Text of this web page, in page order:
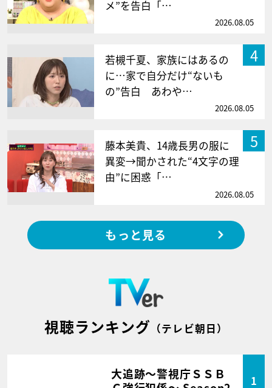
メ”を告白「…
2026.08.05
4
若槻千夏、家族にはあるの
に…家で自分だけ“ないも
の”告白 あわや…
2026.08.05
5
藤本美貴、14歳長男の服に
異変→聞かされた“4文字の理
由”に困惑「…
2026.08.05
もっと見る
視聴ランキング （テレビ朝日）
大追跡～警視庁ＳＳＢ
1